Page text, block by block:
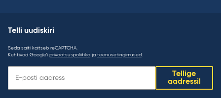
Telli uudiskiri
Seda saiti kaitseb reCAPTCHA.
Kehtivad Google’i privaatsuspoliitika ja teenusetingimused.
uudiskiri:
Tellige
aadressil